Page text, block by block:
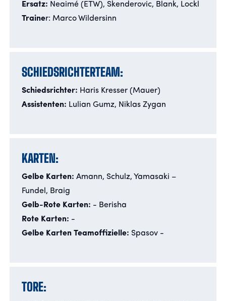
Ersatz: Neaimé (ETW), Skenderovic, Blank, Lockl
Trainer: Marco Wildersinn
SCHIEDSRICHTERTEAM:
Schiedsrichter: Haris Kresser (Mauer)
Assistenten: Lulian Gumz, Niklas Zygan
KARTEN:
Gelbe Karten: Amann, Schulz, Yamasaki –
Fundel, Braig
Gelb-Rote Karten: - Berisha
Rote Karten: -
Gelbe Karten Teamoffizielle: Spasov -
TORE: